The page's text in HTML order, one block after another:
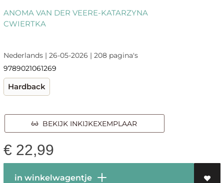
ANOMA VAN DER VEERE-KATARZYNA
CWIERTKA
Nederlands | 26-05-2026 | 208 pagina's
9789021061269
Hardback
BEKIJK INKIJKEXEMPLAAR
€ 22,99
in winkelwagentje